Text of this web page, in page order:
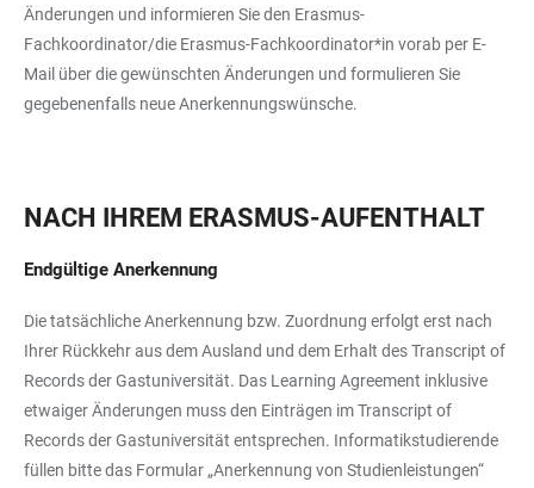
Änderungen und informieren Sie den Erasmus-
Fachkoordinator/die Erasmus-Fachkoordinator*in vorab per E-
Mail über die gewünschten Änderungen und formulieren Sie
gegebenenfalls neue Anerkennungswünsche.
NACH IHREM ERASMUS-AUFENTHALT
Endgültige Anerkennung
Die tatsächliche Anerkennung bzw. Zuordnung erfolgt erst nach
Ihrer Rückkehr aus dem Ausland und dem Erhalt des Transcript of
Records der Gastuniversität. Das Learning Agreement inklusive
etwaiger Änderungen muss den Einträgen im Transcript of
Records der Gastuniversität entsprechen. Informatikstudierende
füllen bitte das Formular „Anerkennung von Studienleistungen“